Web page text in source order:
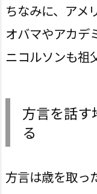
ちなみに、アメ
オバマやアカデ
ニコルソンも祖
方言を話
る
方言は歳を取っ